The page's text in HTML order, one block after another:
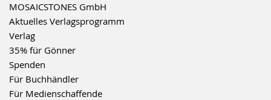
MOSAICSTONES GmbH
Aktuelles Verlagsprogramm
Verlag
35% für Gönner
Spenden
Für Buchhändler
Für Medienschaffende